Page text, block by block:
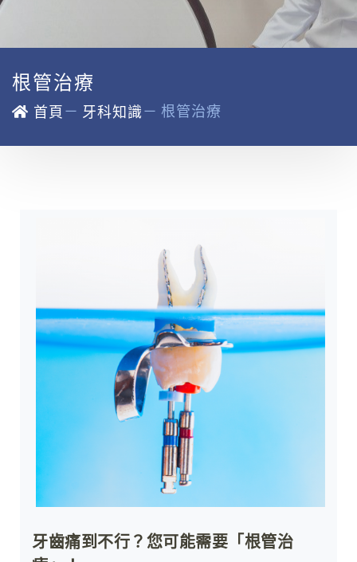
根管治療
首頁－ 牙科知識－ 根管治療
牙齒痛到不行？您可能需要「根管治